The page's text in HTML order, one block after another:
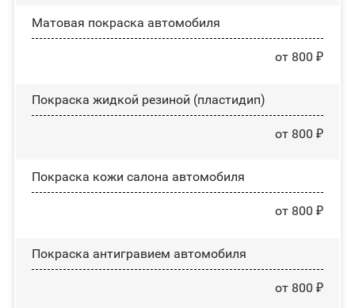
Матовая покраска автомобиля
от 800 ₽
Покраска жидкой резиной (пластидип)
от 800 ₽
Покраска кожи салона автомобиля
от 800 ₽
Покраска антигравием автомобиля
от 800 ₽